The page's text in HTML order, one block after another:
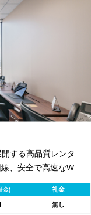
する高品質レンタ
、安全で高速なWi-
きで即日ビジネス開
ングスペースも利
方に対応します。
金) 礼金
無し